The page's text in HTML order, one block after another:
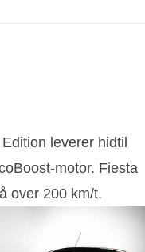
leverer hidtil
motor. Fiesta
over 200 km/t.